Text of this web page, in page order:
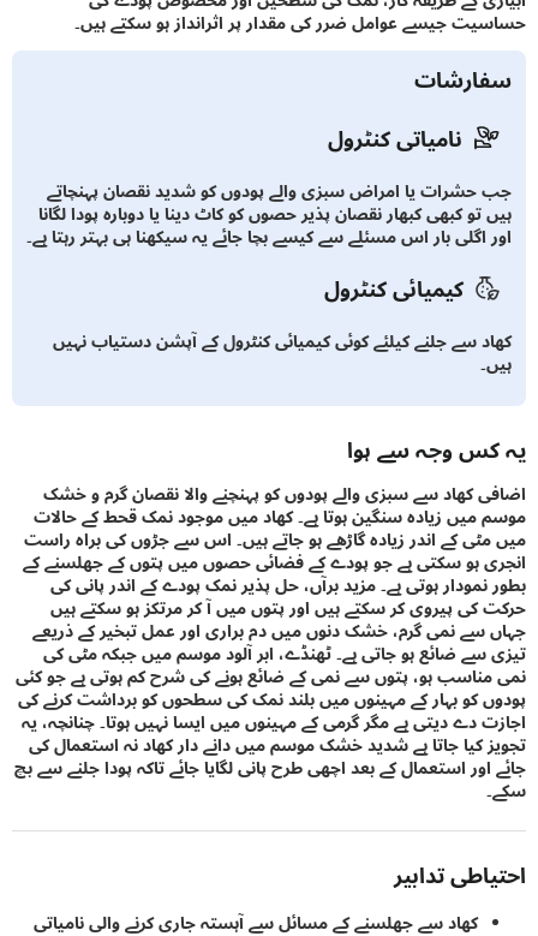
جیسے عوامل ضرر کی مقدار پر اثرانداز ہو سکتے ہیں۔
نامیاتی کنٹرول
یا امراض سبزی والے پودوں کو شدید نقصان پہنچاتے
تو کبھی کبھار نقصان پذیر حصوں کو کاٹ دینا یا دوبارہ پودا لگانا
اگلی بار اس مسئلے سے کیسے بچا جائے یہ سیکھنا ہی بہتر رہتا ہے۔
کیمیائی کنٹرول
سے جلنے کیلئے کوئی کیمیائی کنٹرول کے آپشن دستیاب نہیں
وجہ سے ہوا
کھاد سے سبزی والے پودوں کو پہنچنے والا نقصان گرم و خشک
زیادہ سنگین ہوتا ہے۔ کھاد میں موجود نمک قحط کے حالات
کے اندر زیادہ گاڑھے ہو جاتے ہیں۔ اس سے جڑوں کی براہ راست
ہو سکتی ہے جو پودے کے فضائی حصوں میں پتوں کے جھلسنے کے
ہوتی ہے۔ مزید برآں، حل پذیر نمک پودے کے اندر پانی کی
پیروی کر سکتے ہیں اور پتوں میں آ کر مرتکز ہو سکتے ہیں
سے نمی گرم، خشک دنوں میں دم براری اور عمل تبخیر کے ذریعے
ضائع ہو جاتی ہے۔ ٹھنڈے، ابر آلود موسم میں جبکہ مٹی کی
ہو، پتوں سے نمی کے ضائع ہونے کی شرح کم ہوتی ہے جو کئی
کو بہار کے مہینوں میں بلند نمک کی سطحوں کو برداشت کرنے کی
دے دیتی ہے مگر گرمی کے مہینوں میں ایسا نہیں ہوتا۔ چنانچہ، یہ
کیا جاتا ہے شدید خشک موسم میں دانے دار کھاد نہ استعمال کی
استعمال کے بعد اچھی طرح پانی لگایا جائے تاکہ پودا جلنے سے بچ
تدابیر
کھاد سے جھلسنے کے مسائل سے آہستہ جاری کرنے والی نامیاتی